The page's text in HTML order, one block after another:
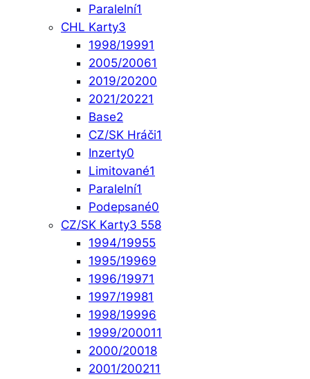
Paralelní1
CHL Karty3
1998/19991
2005/20061
2019/20200
2021/20221
Base2
CZ/SK Hráči1
Inzerty0
Limitované1
Paralelní1
Podepsané0
CZ/SK Karty3 558
1994/19955
1995/19969
1996/19971
1997/19981
1998/19996
1999/200011
2000/20018
2001/200211